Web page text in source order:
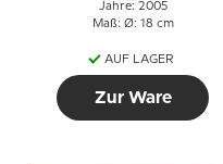
Jahre: 2005
Maß: Ø: 18 cm
AUF LAGER
Zur Ware